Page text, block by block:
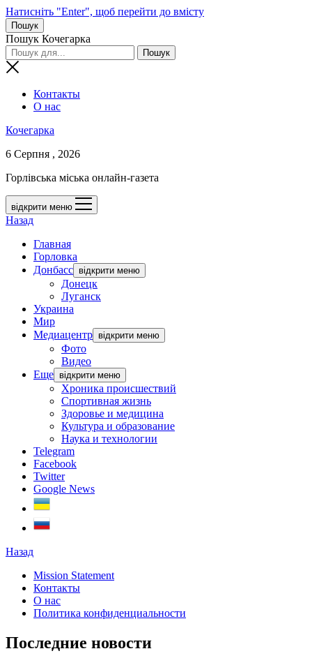
Натисніть "Enter", щоб перейти до вмісту
Пошук
Пошук Кочегарка
Контакты
О нас
Кочегарка
6 Серпня , 2026
Горлівська міська онлайн-газета
відкрити меню
Назад
Главная
Горловка
Донбасс відкрити меню
Донецк
Луганск
Украина
Мир
Медиацентр відкрити меню
Фото
Видео
Еще відкрити меню
Хроника происшествий
Спортивная жизнь
Здоровье и медицина
Культура и образование
Наука и технологии
Telegram
Facebook
Twitter
Google News
Назад
Mission Statement
Контакты
О нас
Политика конфиденциальности
Последние новости